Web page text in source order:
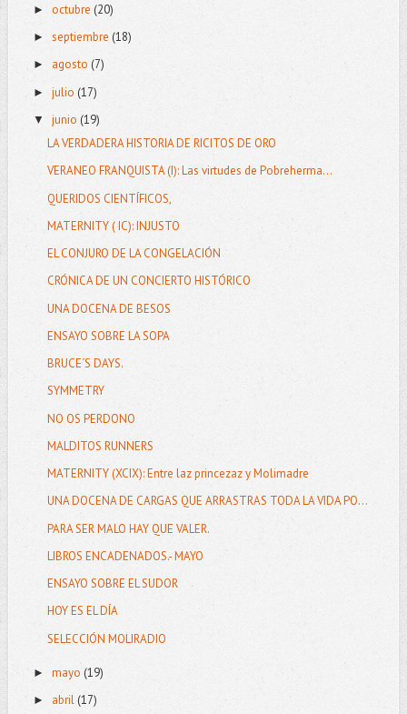
► octubre (20)
► septiembre (18)
► agosto (7)
► julio (17)
▼ junio (19)
LA VERDADERA HISTORIA DE RICITOS DE ORO
VERANEO FRANQUISTA (I): Las virtudes de Pobreherma...
QUERIDOS CIENTÍFICOS,
MATERNITY ( IC): INJUSTO
EL CONJURO DE LA CONGELACIÓN
CRÓNICA DE UN CONCIERTO HISTÓRICO
UNA DOCENA DE BESOS
ENSAYO SOBRE LA SOPA
BRUCE´S DAYS.
SYMMETRY
NO OS PERDONO
MALDITOS RUNNERS
MATERNITY (XCIX): Entre laz princezaz y Molimadre
UNA DOCENA DE CARGAS QUE ARRASTRAS TODA LA VIDA PO...
PARA SER MALO HAY QUE VALER.
LIBROS ENCADENADOS.- MAYO
ENSAYO SOBRE EL SUDOR
HOY ES EL DÍA
SELECCIÓN MOLIRADIO
► mayo (19)
► abril(17)